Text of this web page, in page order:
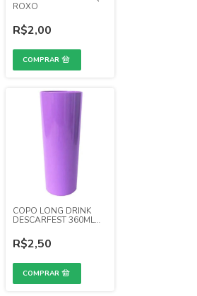
ROXO
R$2,00
COPO LONG DRINK
DESCARFEST 360ML
FECHADO
R$2,50